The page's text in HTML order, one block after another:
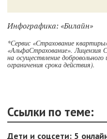
Инфографика: «Билайн»
*Сервис «Страхование
«АльфаСтрахование».
на осуществление
ограничения срока действия).
Ссылки по теме:
Дети и соцсети: 5